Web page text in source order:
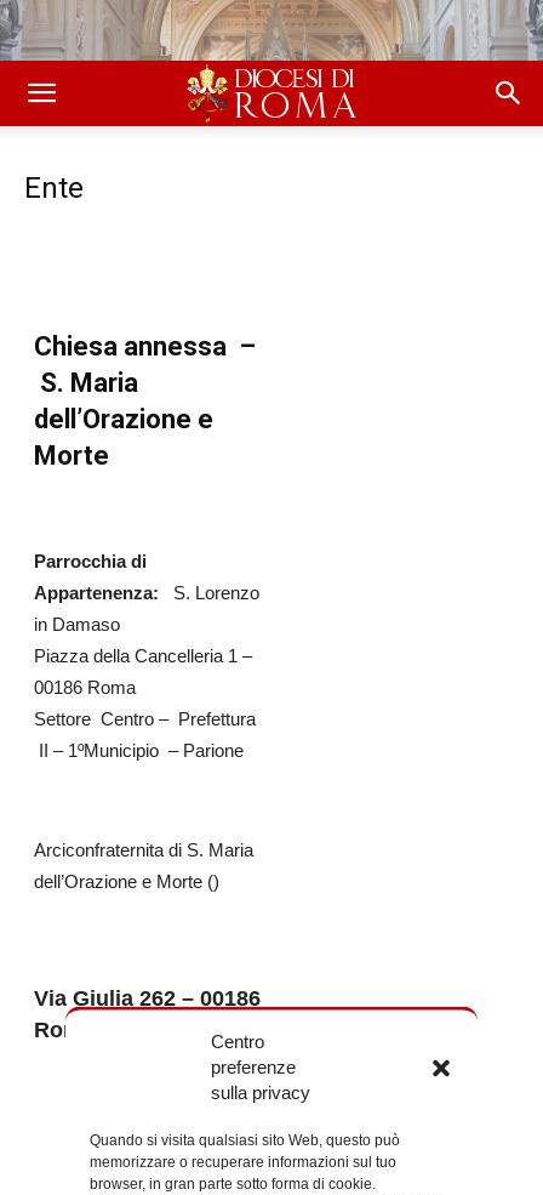
Centro
preferenze
sulla privacy
Quando si visita qualsiasi sito Web, questo può
memorizzare o recuperare informazioni sul tuo
browser, in gran parte sotto forma di cookie.
Ente
Chiesa annessa –
S. Maria
dell’Orazione e
Morte
Parrocchia di
Appartenenza: S. Lorenzo
in Damaso
Piazza della Cancelleria 1 –
00186 Roma
Settore Centro – Prefettura
II – 1ºMunicipio – Parione
Arciconfraternita di S. Maria
dell’Orazione e Morte ()
Via Giulia 262 – 00186
Roma